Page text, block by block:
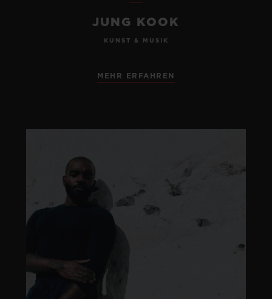
JUNG KOOK
KUNST & MUSIK
MEHR ERFAHREN